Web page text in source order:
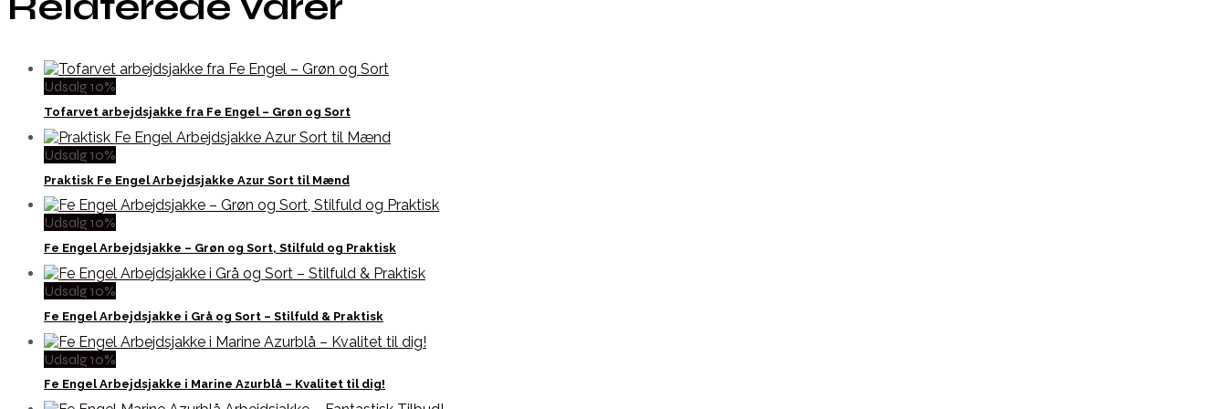
Udsalg 10%
Tofarvet arbejdsjakke fra Fe Engel – Grøn og Sort
Udsalg 10%
Praktisk Fe Engel Arbejdsjakke Azur Sort til Mænd
Udsalg 10%
Fe Engel Arbejdsjakke – Grøn og Sort, Stilfuld og Praktisk
Udsalg 10%
Fe Engel Arbejdsjakke i Grå og Sort – Stilfuld & Praktisk
Udsalg 10%
Fe Engel Arbejdsjakke i Marine Azurblå – Kvalitet til dig!